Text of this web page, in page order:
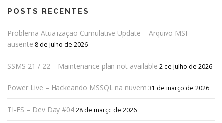
POSTS RECENTES
Problema Atualização Cumulative Update – Arquivo MSI
ausente 8 de julho de 2026
SSMS 21 / 22 – Maintenance plan not available 2 de julho de 2026
Power Live – Hackeando MSSQL na nuvem 31 de março de 2026
TI-ES – Dev Day #0428 de março de 2026